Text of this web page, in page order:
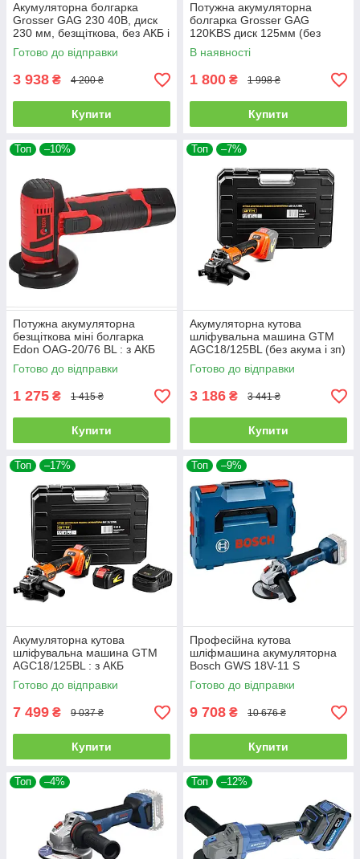
Акумуляторна болгарка
Grosser GAG 230 40В, диск
230 мм, безщіткова, без АКБ і
ЗП
Готово до відправки
3 938 ₴ 4 200 ₴
Купити
Потужна акумуляторна
болгарка Grosser GAG
120KBS диск 125мм (без
АКБ)
В наявності
1 800 ₴ 1 998 ₴
Купити
Топ –10%
Потужна акумуляторна
безщіткова міні болгарка
Edon OAG-20/76 BL : з АКБ
12 V, 2шт-2.0Ah, диск 76 мм
Готово до відправки
1 275 ₴ 1 415 ₴
Купити
Топ –7%
Акумуляторна кутова
шліфувальна машина GTM
AGC18/125BL (без акума і зп)
2826 КАРКАС
Готово до відправки
3 186 ₴ 3 441 ₴
Купити
Топ –17%
Акумуляторна кутова
шліфувальна машина GTM
AGC18/125BL : з АКБ
2шт-18В 4А, диск 125 мм
(2693)
Готово до відправки
7 499 ₴ 9 037 ₴
Купити
Топ –9%
Професійна кутова
шліфмашина акумуляторна
Bosch GWS 18V-11 S
Professional : без АКБ в кейсі
L-BOXX 136 (06019N4001)
Готово до відправки
9 708 ₴ 10 676 ₴
Купити
Топ –4% Топ –12%